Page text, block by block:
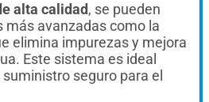
alta calidad, se pueden
avanzadas como la
elimina impurezas y mejora
Este sistema es ideal
seguro para el